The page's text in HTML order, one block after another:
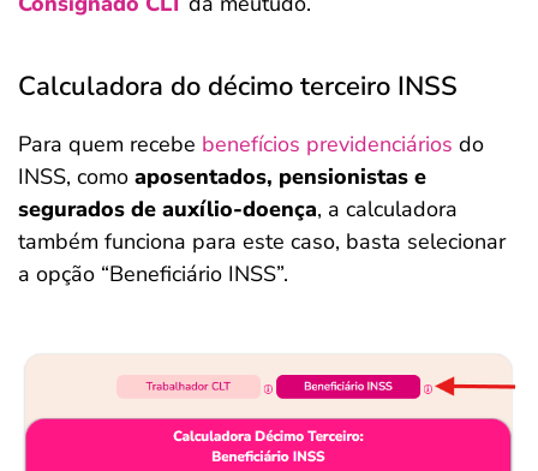
Calculadora do décimo terceiro INSS
Para quem recebe benefícios previdenciários do
INSS, como aposentados, pensionistas e
segurados de auxílio-doença, a calculadora
também funciona para este caso, basta selecionar
a opção “Beneficiário INSS”.